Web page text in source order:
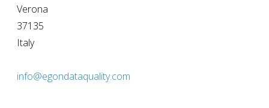
Verona
37135
Italy
info@egondataquality.com